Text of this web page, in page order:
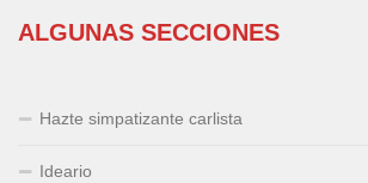
ALGUNAS SECCIONES
Hazte simpatizante carlista
Ideario